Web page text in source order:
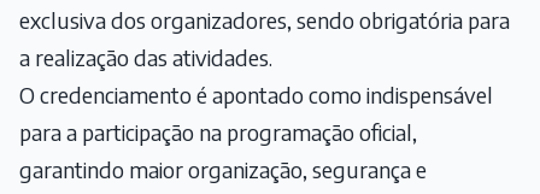
exclusiva dos organizadores, sendo obrigatória para
a realização das atividades.
O credenciamento é apontado como indispensável
para a participação na programação oficial,
garantindo maior organização, segurança e